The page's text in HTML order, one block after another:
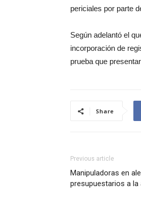
periciales por parte
Según adelantó el
incorporación de
prueba que
Share
Previous article
Manipuladoras en
presupuestarios a